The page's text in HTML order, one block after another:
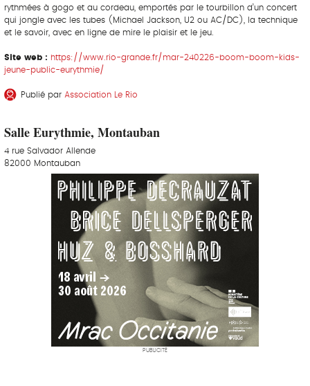
rythmées à gogo et au cordeau, emportés par le tourbillon d’un concert
qui jongle avec les tubes (Michael Jackson, U2 ou AC/DC), la technique
et le savoir, avec en ligne de mire le plaisir et le jeu.
Site web : https://www.rio-grande.fr/mar-240226-boom-boom-kids-
jeune-public-eurythmie/
Publié par Association Le Rio
Salle Eurythmie, Montauban
4 rue Salvador Allende
82000 Montauban
PUBLICITÉ